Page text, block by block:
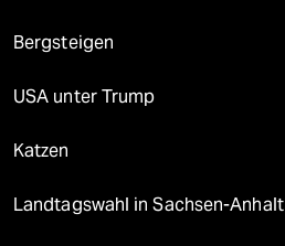
Bergsteigen
USA unter Trump
Katzen
Landtagswahl in Sachsen-Anhalt